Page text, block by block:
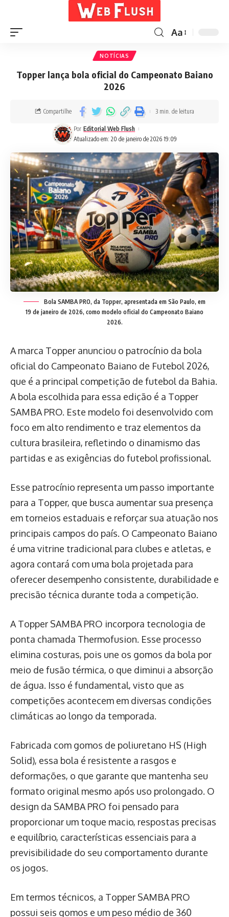
Aa
NOTÍCIAS
Topper lança bola oficial do Campeonato Baiano
2026
Atualizado em: 20 de janeiro de 2026 19:09
Por Editorial Web Flush
Compartilhe 3 min. de leitura
Bola SAMBA PRO, da Topper, apresentada em São Paulo, em
19 de janeiro de 2026, como modelo oficial do Campeonato Baiano
2026.
A marca Topper anunciou o patrocínio da bola
oficial do Campeonato Baiano de Futebol 2026,
que é a principal competição de futebol da Bahia.
A bola escolhida para essa edição é a Topper
SAMBA PRO. Este modelo foi desenvolvido com
foco em alto rendimento e traz elementos da
cultura brasileira, refletindo o dinamismo das
partidas e as exigências do futebol profissional.
Esse patrocínio representa um passo importante
para a Topper, que busca aumentar sua presença
em torneios estaduais e reforçar sua atuação nos
principais campos do país. O Campeonato Baiano
é uma vitrine tradicional para clubes e atletas, e
agora contará com uma bola projetada para
oferecer desempenho consistente, durabilidade e
precisão técnica durante toda a competição.
A Topper SAMBA PRO incorpora tecnologia de
ponta chamada Thermofusion. Esse processo
elimina costuras, pois une os gomos da bola por
meio de fusão térmica, o que diminui a absorção
de água. Isso é fundamental, visto que as
competições acontecem em diversas condições
climáticas ao longo da temporada.
Fabricada com gomos de poliuretano HS (High
Solid), essa bola é resistente a rasgos e
deformações, o que garante que mantenha seu
formato original mesmo após uso prolongado. O
design da SAMBA PRO foi pensado para
proporcionar um toque macio, respostas precisas
e equilíbrio, características essenciais para a
previsibilidade do seu comportamento durante
os jogos.
Em termos técnicos, a Topper SAMBA PRO
possui seis gomos e um peso médio de 360